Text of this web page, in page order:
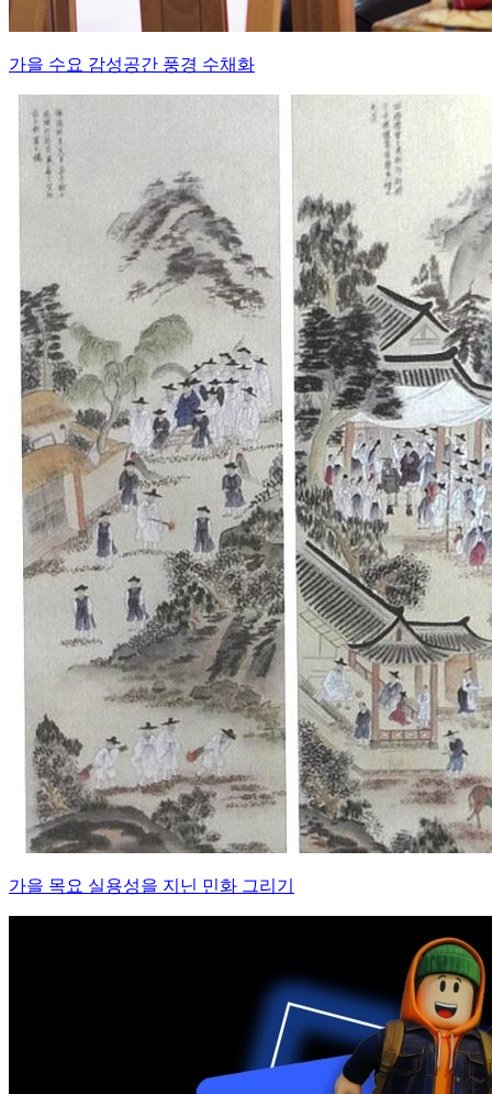
가을 수요 감성공간 풍경 수채화
가을 목요 실용성을 지닌 민화 그리기